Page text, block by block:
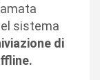
sistema
di